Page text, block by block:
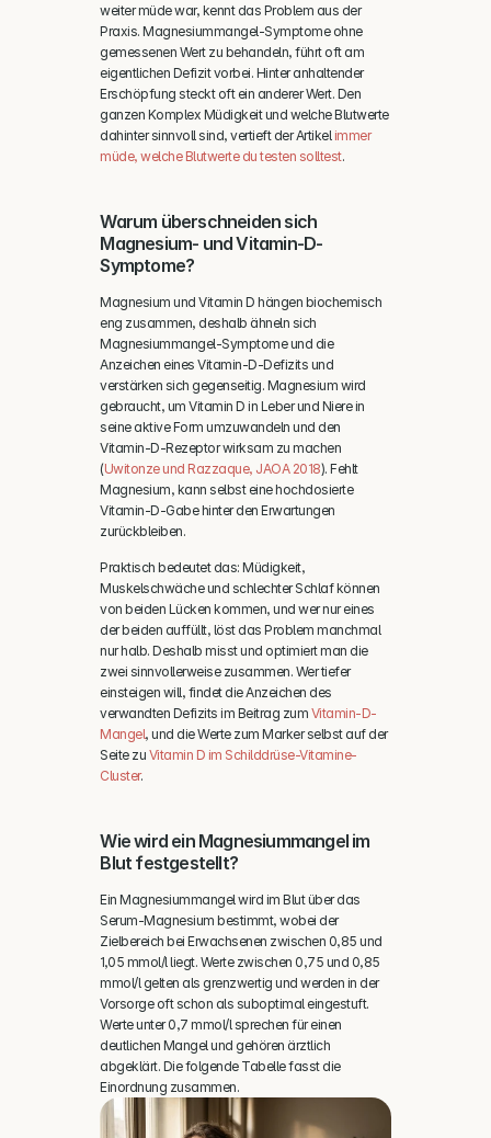
weiter müde war, kennt das Problem aus der
Praxis. Magnesiummangel-Symptome ohne
gemessenen Wert zu behandeln, führt oft am
eigentlichen Defizit vorbei. Hinter anhaltender
Erschöpfung steckt oft ein anderer Wert. Den
ganzen Komplex Müdigkeit und welche Blutwerte
dahinter sinnvoll sind, vertieft der Artikel immer
müde, welche Blutwerte du testen solltest.
Warum überschneiden sich
Magnesium- und Vitamin-D-
Symptome?
Magnesium und Vitamin D hängen biochemisch
eng zusammen, deshalb ähneln sich
Magnesiummangel-Symptome und die
Anzeichen eines Vitamin-D-Defizits und
verstärken sich gegenseitig. Magnesium wird
gebraucht, um Vitamin D in Leber und Niere in
seine aktive Form umzuwandeln und den
Vitamin-D-Rezeptor wirksam zu machen
(Uwitonze und Razzaque, JAOA 2018). Fehlt
Magnesium, kann selbst eine hochdosierte
Vitamin-D-Gabe hinter den Erwartungen
zurückbleiben.
Praktisch bedeutet das: Müdigkeit,
Muskelschwäche und schlechter Schlaf können
von beiden Lücken kommen, und wer nur eines
der beiden auffüllt, löst das Problem manchmal
nur halb. Deshalb misst und optimiert man die
zwei sinnvollerweise zusammen. Wer tiefer
einsteigen will, findet die Anzeichen des
verwandten Defizits im Beitrag zum Vitamin-D-
Mangel, und die Werte zum Marker selbst auf der
Seite zu Vitamin D im Schilddrüse-Vitamine-
Cluster.
Wie wird ein Magnesiummangel im
Blut festgestellt?
Ein Magnesiummangel wird im Blut über das
Serum-Magnesium bestimmt, wobei der
Zielbereich bei Erwachsenen zwischen 0,85 und
1,05 mmol/l liegt. Werte zwischen 0,75 und 0,85
mmol/l gelten als grenzwertig und werden in der
Vorsorge oft schon als suboptimal eingestuft.
Werte unter 0,7 mmol/l sprechen für einen
deutlichen Mangel und gehören ärztlich
abgeklärt. Die folgende Tabelle fasst die
Einordnung zusammen.